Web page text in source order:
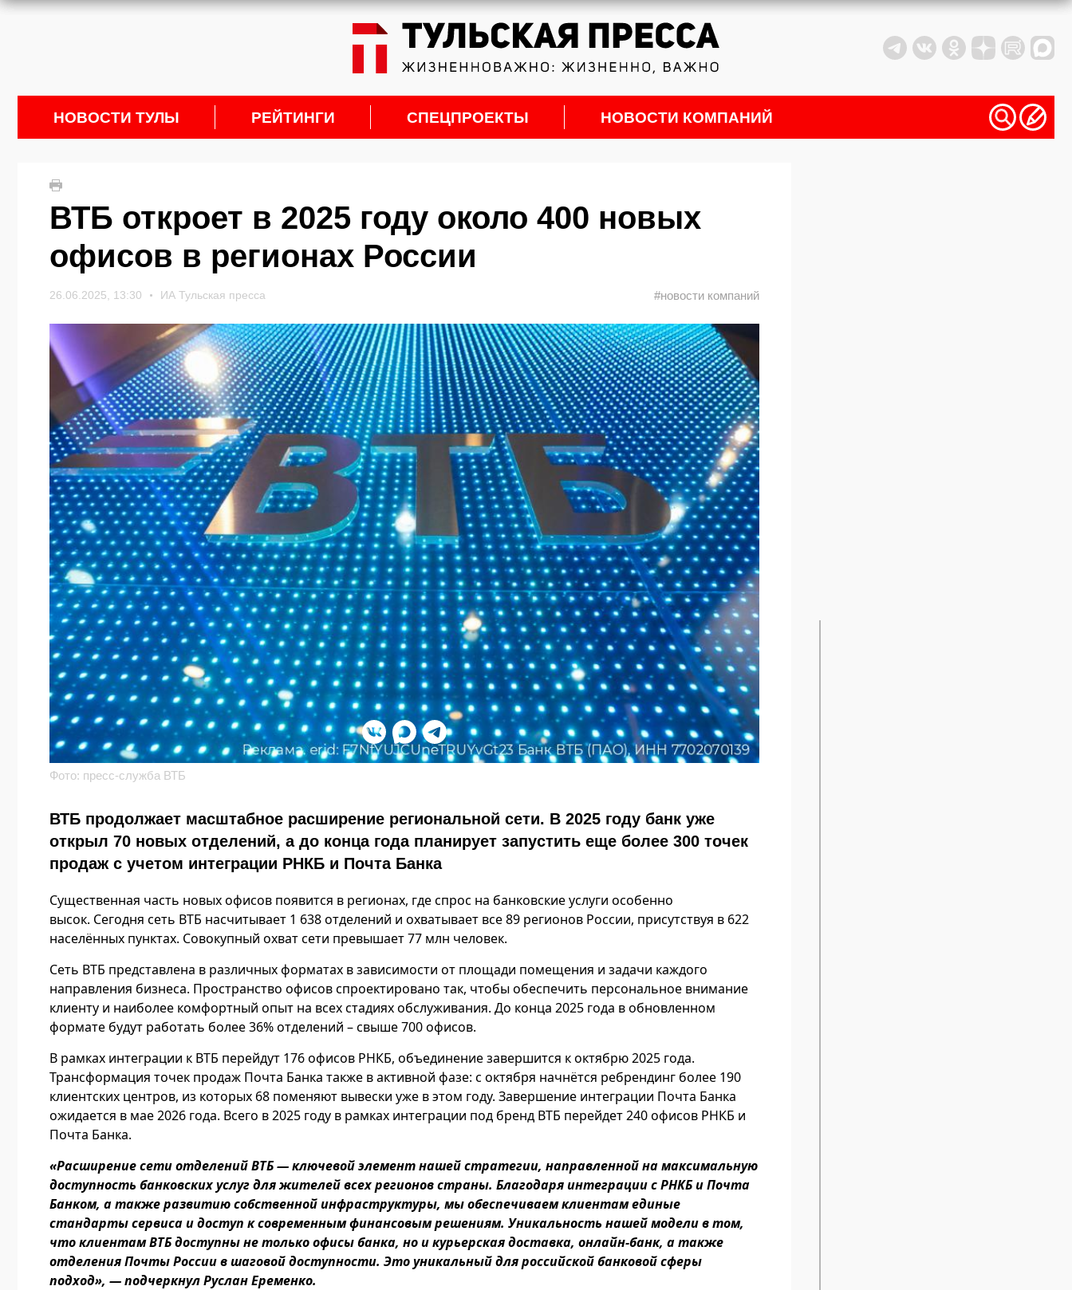
НОВОСТИ ТУЛЫ РЕЙТИНГИ СПЕЦПРОЕКТЫ НОВОСТИ КОМПАНИЙ
ВТБ откроет в 2025 году около 400 новых
офисов в регионах России
26.06.2025, 13:30 ИА Тульская пресса #новости компаний
Фото: пресс-служба ВТБ
ВТБ продолжает масштабное расширение региональной сети. В 2025 году банк уже
открыл 70 новых отделений, а до конца года планирует запустить еще более 300 точек
продаж с учетом интеграции РНКБ и Почта Банка
Существенная часть новых офисов появится в регионах, где спрос на банковские услуги особенно
высок. Сегодня сеть ВТБ насчитывает 1 638 отделений и охватывает все 89 регионов России, присутствуя в 622
населённых пунктах. Совокупный охват сети превышает 77 млн человек.
Сеть ВТБ представлена в различных форматах в зависимости от площади помещения и задачи каждого
направления бизнеса. Пространство офисов спроектировано так, чтобы обеспечить персональное внимание
клиенту и наиболее комфортный опыт на всех стадиях обслуживания. До конца 2025 года в обновленном
формате будут работать более 36% отделений – свыше 700 офисов.
В рамках интеграции к ВТБ перейдут 176 офисов РНКБ, объединение завершится к октябрю 2025 года.
Трансформация точек продаж Почта Банка также в активной фазе: с октября начнётся ребрендинг более 190
клиентских центров, из которых 68 поменяют вывески уже в этом году. Завершение интеграции Почта Банка
ожидается в мае 2026 года. Всего в 2025 году в рамках интеграции под бренд ВТБ перейдет 240 офисов РНКБ и
Почта Банка.
«Расширение сети отделений ВТБ — ключевой элемент нашей стратегии, направленной на максимальную
доступность банковских услуг для жителей всех регионов страны. Благодаря интеграции с РНКБ и Почта
Банком, а также развитию собственной инфраструктуры, мы обеспечиваем клиентам единые
стандарты сервиса и доступ к современным финансовым решениям. Уникальность нашей модели в том,
что клиентам ВТБ доступны не только офисы банка, но и курьерская доставка, онлайн-банк, а также
отделения Почты России в шаговой доступности. Это уникальный для российской банковой сферы
подход», — подчеркнул Руслан Еременко.